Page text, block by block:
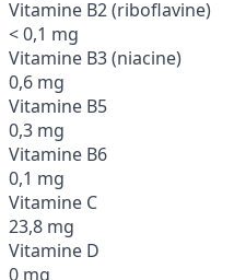
Vitamine B2 (riboflavine)
< 0,1 mg
Vitamine B3 (niacine)
0,6 mg
Vitamine B5
0,3 mg
Vitamine B6
0,1 mg
Vitamine C
23,8 mg
Vitamine D
0 mg